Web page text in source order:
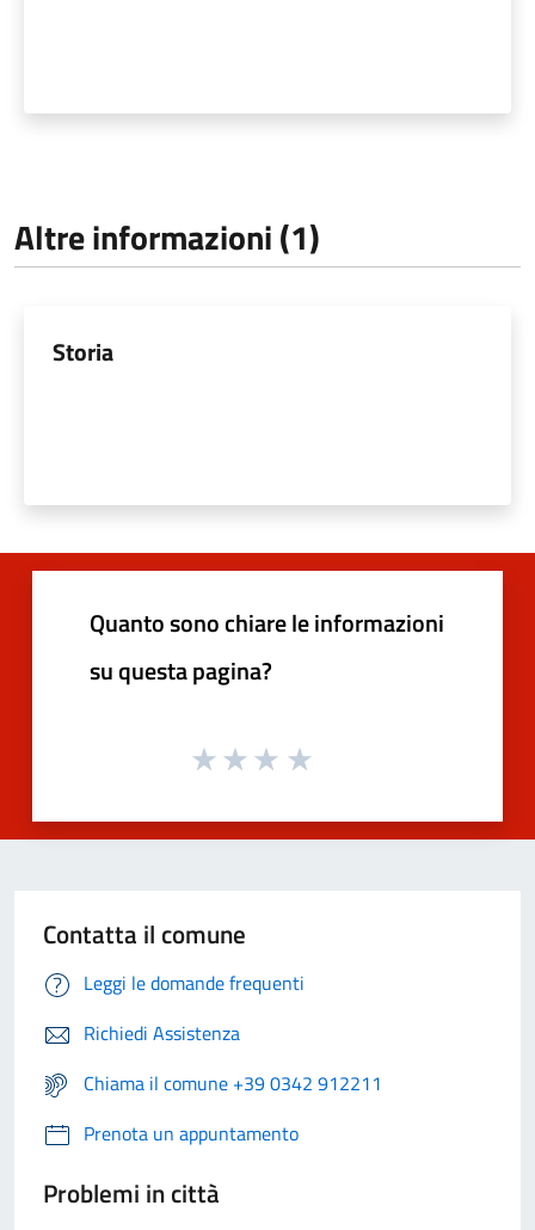
Altre informazioni (1)
Storia
Quanto sono chiare le informazioni
su questa pagina?
Contatta il comune
Leggi le domande frequenti
Richiedi Assistenza
Chiama il comune +39 0342 912211
Prenota un appuntamento
Problemi in città